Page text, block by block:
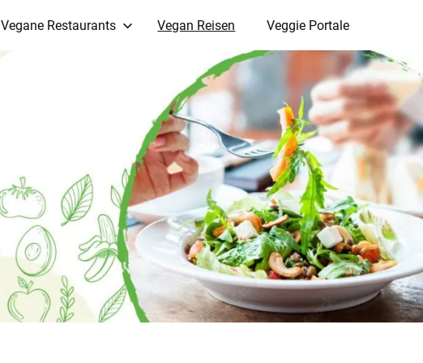
Vegane Restaurants Vegan Reisen Veggie Portale